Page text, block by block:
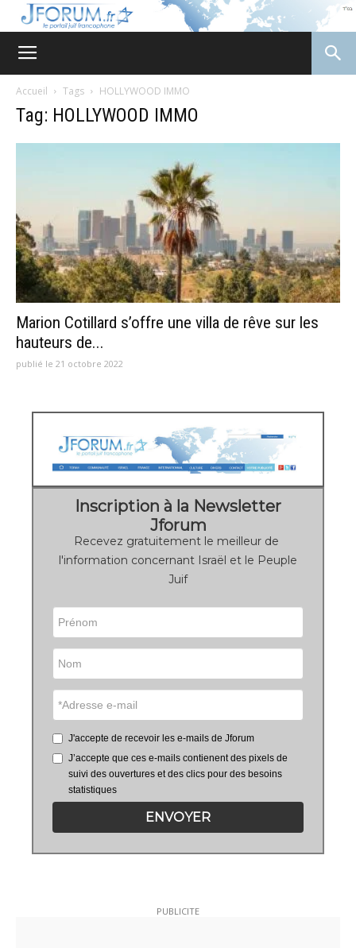
Accueil Tags HOLLYWOOD IMMO
Tag: HOLLYWOOD IMMO
Marion Cotillard s’offre une villa de rêve sur les
hauteurs de...
publié le 21 octobre 2022
Inscription à la Newsletter
Jforum
Recevez gratuitement le meilleur de
l'information concernant Israël et le Peuple
Juif
J'accepte de recevoir les e-mails de Jforum
J’accepte que ces e-mails contienent des pixels de
suivi des ouvertures et des clics pour des besoins
statistiques
ENVOYER